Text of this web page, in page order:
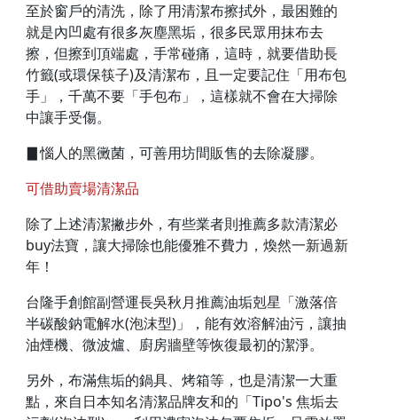
至於窗戶的清洗，除了用清潔布擦拭外，最困難的
就是內凹處有很多灰塵黑垢，很多民眾用抹布去
擦，但擦到頂端處，手常碰痛，這時，就要借助長
竹籤(或環保筷子)及清潔布，且一定要記住「用布包
手」，千萬不要「手包布」，這樣就不會在大掃除
中讓手受傷。
▊惱人的黑黴菌，可善用坊間販售的去除凝膠。
可借助賣場清潔品
除了上述清潔撇步外，有些業者則推薦多款清潔必
buy法寶，讓大掃除也能優雅不費力，煥然一新過新
年！
台隆手創館副營運長吳秋月推薦油垢剋星「激落倍
半碳酸鈉電解水(泡沫型)」，能有效溶解油污，讓抽
油煙機、微波爐、廚房牆壁等恢復最初的潔淨。
另外，布滿焦垢的鍋具、烤箱等，也是清潔一大重
點，來自日本知名清潔品牌友和的「Tipo's 焦垢去